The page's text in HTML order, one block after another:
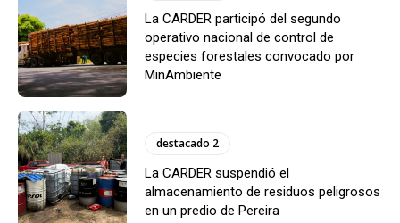
La CARDER participó del segundo
operativo nacional de control de
especies forestales convocado por
MinAmbiente
destacado 2
La CARDER suspendió el
almacenamiento de residuos peligrosos
en un predio de Pereira